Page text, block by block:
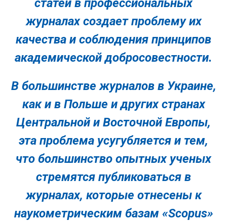
статей в профессиональных
журналах создает проблему их
качества и соблюдения принципов
академической добросовестности.
В большинстве журналов в Украине,
как и в Польше и других странах
Центральной и Восточной Европы,
эта проблема усугубляется и тем,
что большинство опытных ученых
стремятся публиковаться в
журналах, которые отнесены к
наукометрическим базам «Scopus»